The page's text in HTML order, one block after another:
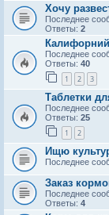
Хочу
Последнее
Ответы: 2
Последнее
Ответы: 40
1 2 3
Таблетки
Последнее
Ответы: 25
1 2
Ищю
Последнее
Заказ
Последнее
Ответы: 4